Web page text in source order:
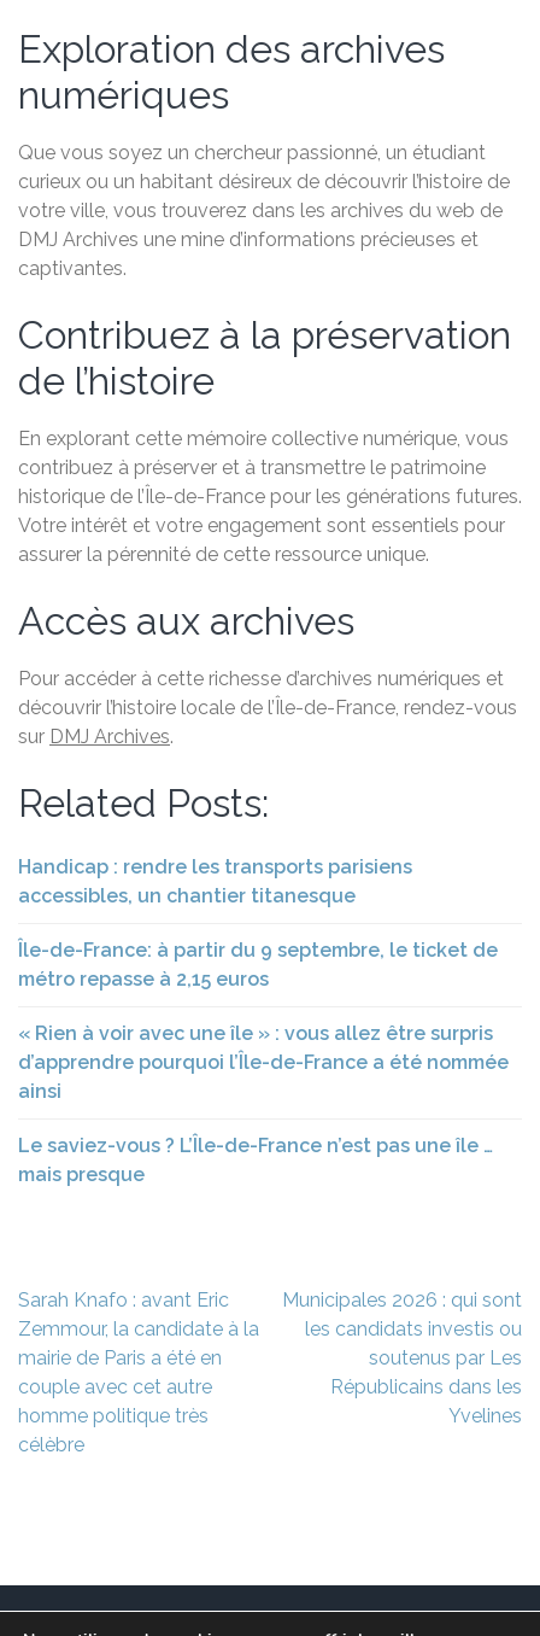
Exploration des archives
numériques
Que vous soyez un chercheur passionné, un étudiant
curieux ou un habitant désireux de découvrir l’histoire de
votre ville, vous trouverez dans les archives du web de
DMJ Archives une mine d’informations précieuses et
captivantes.
Contribuez à la préservation
de l’histoire
En explorant cette mémoire collective numérique, vous
contribuez à préserver et à transmettre le patrimoine
historique de l’Île-de-France pour les générations futures.
Votre intérêt et votre engagement sont essentiels pour
assurer la pérennité de cette ressource unique.
Accès aux archives
Pour accéder à cette richesse d’archives numériques et
découvrir l’histoire locale de l’Île-de-France, rendez-vous
sur DMJ Archives.
Related Posts:
Handicap : rendre les transports parisiens
accessibles, un chantier titanesque
Île-de-France: à partir du 9 septembre, le ticket de
métro repasse à 2,15 euros
« Rien à voir avec une île » : vous allez être surpris
d’apprendre pourquoi l’Île-de-France a été nommée
ainsi
Le saviez-vous ? L’Île-de-France n’est pas une île …
mais presque
Navigation
de
l’article
Sarah Knafo : avant Eric
Zemmour, la candidate à la
mairie de Paris a été en
couple avec cet autre
homme politique très
célèbre
Municipales 2026 : qui sont
les candidats investis ou
soutenus par Les
Républicains dans les
Yvelines